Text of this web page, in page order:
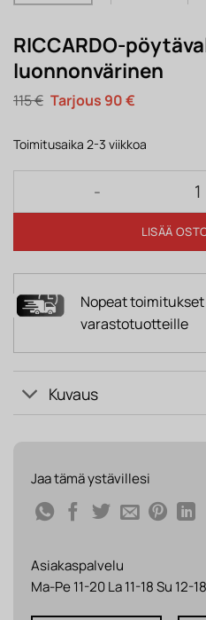
RICCARDO-
luonnonvärinen
115€ Alkuperäinen
hinta
115 €.
90€Nykyinen
90 €.
Toimitusaika 2-3 viikkoa
RICCARDO-
LISÄÄ
Nopeat toimitukset
varastotuotteille
Kuvaus
Jaa tämä ystävillesi
Asiakaspalvelu
Ma-Pe 11-20 La 11-18 Su 12-18